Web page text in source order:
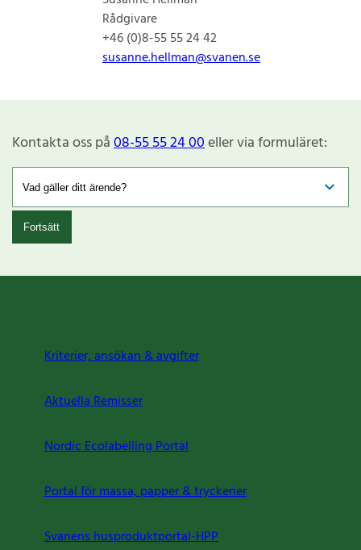
Rådgivare
+46 (0)8-55 55 24 42
susanne.hellman@svanen.se
Kontakta oss på08-55 55 24 00eller via formuläret:
Fortsätt
Kriterier, ansökan & avgifter
Aktuella Remisser
Nordic Ecolabelling Portal
Portal för massa, papper & tryckerier
Svanens husproduktportal-HPP